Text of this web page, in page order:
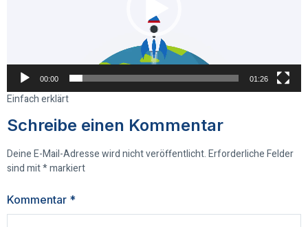
00:00 01:26
Einfach erklärt
Schreibe einen Kommentar
Deine E-Mail-Adresse wird nicht veröffentlicht.Erforderliche Felder
sind mit*markiert
Kommentar *